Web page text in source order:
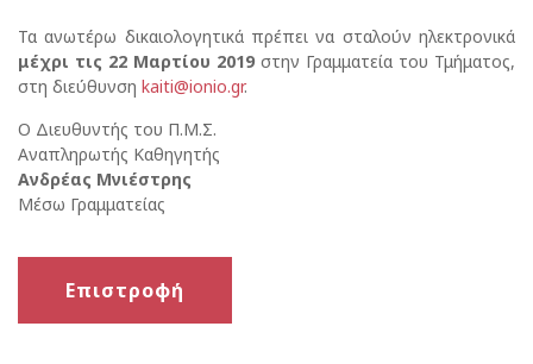
Τα ανωτέρω δικαιολογητικά πρέπει να σταλούν ηλεκτρονικά
μέχρι τις 22 Μαρτίου 2019 στην Γραμματεία του Τμήματος,
στη διεύθυνση kaiti@ionio.gr.
Ο Διευθυντής του Π.Μ.Σ.
Αναπληρωτής Καθηγητής
Ανδρέας Μνιέστρης
Μέσω Γραμματείας
Επιστροφή